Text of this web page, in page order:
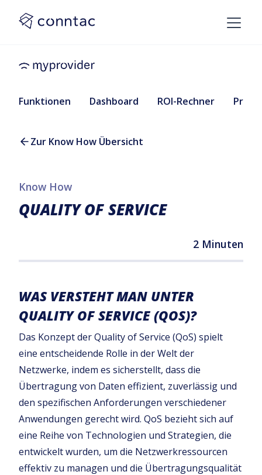
Funktionen Dashboard ROI-Rechner Preise
Zur Know How Übersicht
Know How
QUALITY OF SERVICE
2 Minuten
WAS VERSTEHT MAN UNTER
QUALITY OF SERVICE (QOS)?
Das Konzept der Quality of Service (QoS) spielt
eine entscheidende Rolle in der Welt der
Netzwerke, indem es sicherstellt, dass die
Übertragung von Daten effizient, zuverlässig und
den spezifischen Anforderungen verschiedener
Anwendungen gerecht wird. QoS bezieht sich auf
eine Reihe von Technologien und Strategien, die
entwickelt wurden, um die Netzwerkressourcen
effektiv zu managen und die Übertragungsqualität